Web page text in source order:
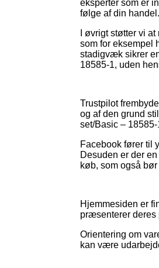
eksperter som er
følge af din handel.
I øvrigt støtter vi
som for eksempel
stadigvæk sikrer
18585-1, uden
Trustpilot
og af den grund
set/Basic –
Facebook fører til
Desuden er der
køb, som også
Hjemmesiden er
præsenterer deres
Orientering om
kan være